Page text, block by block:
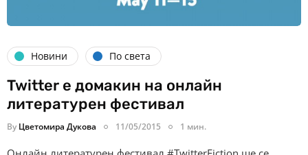
Новини По света
Twitter е домакин на онлайн
литературен фестивал
By Цветомира Дукова 11/05/2015 1 мин.